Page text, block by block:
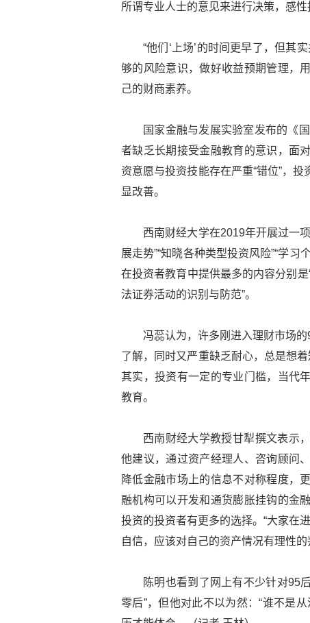
所谓专业人士的意见来进行决策，感
“他们‘上场’的时间更早了，但其
够的风险意识，做好收益预期管理，
己的财商素养。
国家金融与发展实验室发布的《
者缺乏长期接受金融教育的意识，面
资意愿与投资技能存在严重“错位”，
显改善。
西南财经大学在2019年开展过一
展走势”“知晓各种类型投资风险”“学
在投资者教育中提供最多的内容分别是
法证券活动的识别与防范”。
冯蕊认为，许多刚进入理财市场
了解，同时又严重缺乏耐心，总是想
其实，投资有一定的专业门槛，当代
教育。
西南财经大学教授甘犁撰文表示
他建议，通过资产经理人、咨询顾问
降低金融市场上的信息不对称程度，
融机构可以开发和通货膨胀挂钩的金
投资的投资者有更多的选择。“大家在
自信，应该对自己的资产情况有理性
陈明也看到了网上有不少针对95
零后”，但他对此不以为然：“谁不是